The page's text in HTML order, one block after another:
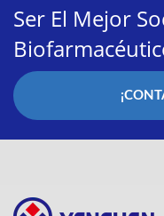
Ser El Mejor